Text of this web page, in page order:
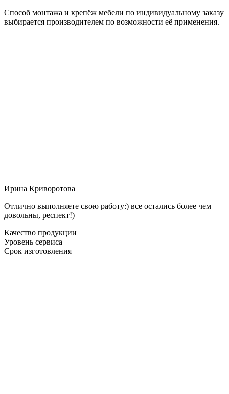
Способ монтажа и крепёж мебели по индивидуальному заказу
выбирается производителем по возможности её применения.
Ирина Криворотова
Отлично выполняете свою работу:) все остались более чем
довольны, респект!)
Качество продукции
Уровень сервиса
Срок изготовления